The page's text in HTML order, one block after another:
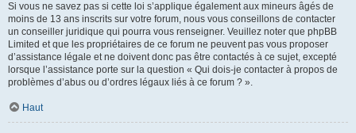
Si vous ne savez pas si cette loi s’applique également aux mineurs âgés de
moins de 13 ans inscrits sur votre forum, nous vous conseillons de contacter
un conseiller juridique qui pourra vous renseigner. Veuillez noter que phpBB
Limited et que les propriétaires de ce forum ne peuvent pas vous proposer
d’assistance légale et ne doivent donc pas être contactés à ce sujet, excepté
lorsque l’assistance porte sur la question « Qui dois-je contacter à propos de
problèmes d’abus ou d’ordres légaux liés à ce forum ? ».
Haut